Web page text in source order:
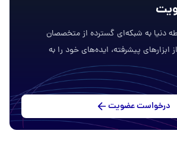
دنیا به شبکه‌ای گسترده از متخصصان
ابزارهای پیشرفته، ایده‌های خود را به
درخواست عضویت